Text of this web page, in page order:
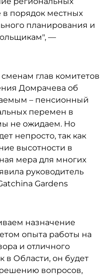
порядок местных
планирования и
—
глав комитетов
Домрачева об
– пенсионный
перемен в
не ожидаем. Но
непросто, так как
высотности в
мера для многих
руководитель
Gardens
назначение
опыта работы на
и отличного
в Области, он будет
вопросов,